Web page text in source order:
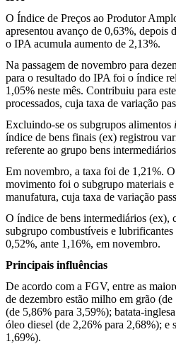
O Índice de Preços ao Produtor
apresentou avanço de 0,63%, depois
o IPA acumula aumento de 2,13%.
Na passagem de novembro para
para o resultado do IPA foi o índice
1,05% neste mês. Contribuiu para
processados, cuja taxa de variação
Excluindo-se os subgrupos alimentos
índice de bens finais (ex) registrou
referente ao grupo bens
Em novembro, a taxa foi de 1,21%.
movimento foi o subgrupo materiais e
manufatura, cuja taxa de variação
O índice de bens intermediários (ex),
subgrupo combustíveis e
0,52%, ante 1,16%, em novembro.
Principais influências
De acordo com a FGV, entre as
de dezembro estão milho em grão
(de 5,86% para 3,59%); batata-
óleo diesel (de 2,26% para 2,68%); e
1,69%).